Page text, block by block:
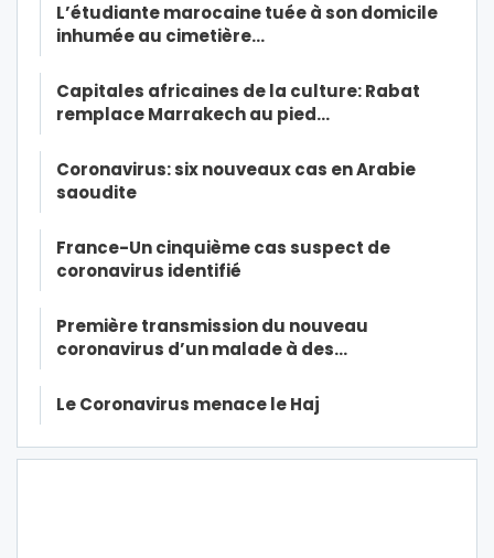
L’étudiante marocaine tuée à son domicile
inhumée au cimetière…
Capitales africaines de la culture: Rabat
remplace Marrakech au pied…
Coronavirus: six nouveaux cas en Arabie
saoudite
France-Un cinquième cas suspect de
coronavirus identifié
Première transmission du nouveau
coronavirus d’un malade à des…
Le Coronavirus menace le Haj